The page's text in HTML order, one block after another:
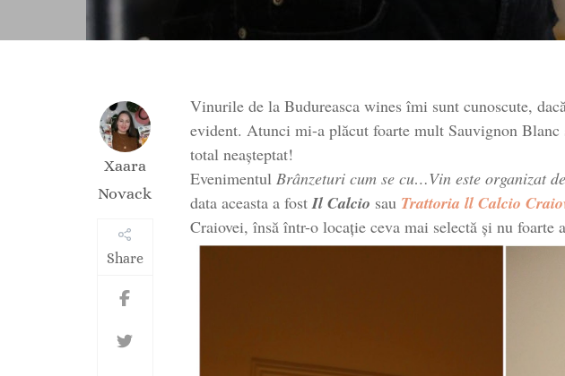
Xaara
Novack
Share
Vinurile de la Budureasca wines îmi sunt cunoscute,
evident. Atunci mi-a plăcut foarte mult Sauvignon
total neașteptat!
Evenimentul Brânzeturi cum se cu…Vin este organizat
data aceasta a fostIl Calcio sau Trattoria ll Calcio
Craiovei, însă într-o locație ceva mai selectă și nu foarte